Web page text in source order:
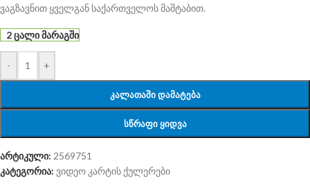
ვაგზავნით ყველგან საქართველოს მაშტაბით.
2 ცალი მარაგში
- +
ᲙᲐᲚᲐᲗᲐᲨᲘ ᲓᲐᲛᲐᲢᲔᲑᲐ
ᲡᲬᲠᲐᲤᲘ ᲧᲘᲓᲕᲐ
არტიკული: 2569751
კატეგორია: ვიდეო კარტის ქულერები